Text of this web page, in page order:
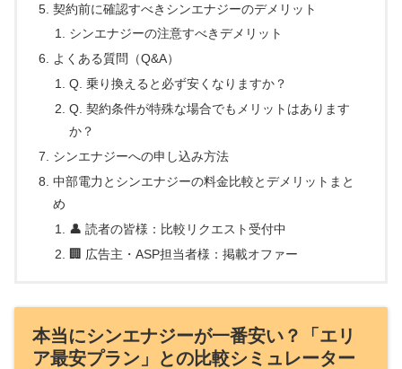
契約前に確認すべきシンエナジーのデメリット
シンエナジーの注意すべきデメリット
よくある質問（Q&A）
Q. 乗り換えると必ず安くなりますか？
Q. 契約条件が特殊な場合でもメリットはあります
か？
シンエナジーへの申し込み方法
中部電力とシンエナジーの料金比較とデメリットまと
め
👤 読者の皆様：比較リクエスト受付中
🏢 広告主・ASP担当者様：掲載オファー
本当にシンエナジーが一番安い？「エリ
ア最安プラン」との比較シミュレーター